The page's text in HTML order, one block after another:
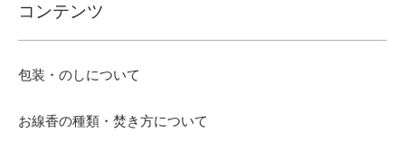
コンテンツ
包装・のしについて
お線香の種類・焚き方について